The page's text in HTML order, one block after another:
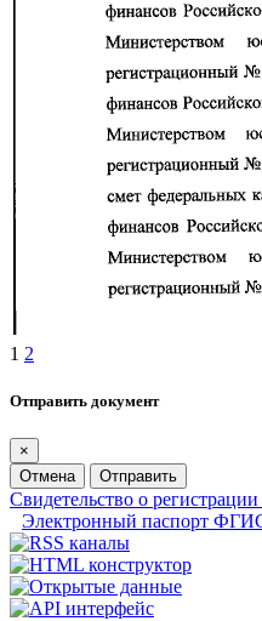
1 2
Отправить документ
×
Отмена
Отправить
Свидетельство о
Электронный паспорт